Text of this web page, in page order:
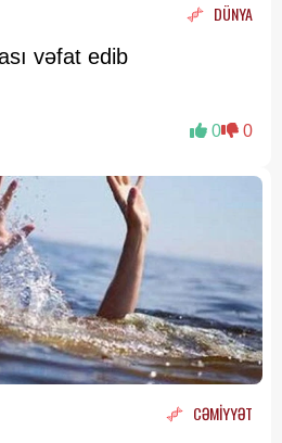
DÜNYA
vəfat edib
0 0
CƏMİYYƏT